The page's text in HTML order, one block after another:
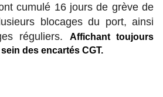
cumulé 16 jours de grève de
blocages du port, ainsi
réguliers.
Affichant toujours
des encartés CGT.